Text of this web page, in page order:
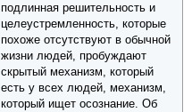
подлинная решительность и
целеустремленность, которые
похоже отсутствуют в обычной
жизни людей, пробуждают
скрытый механизм, который
есть у всех людей, механизм,
который ищет осознание. Об